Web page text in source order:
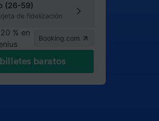
(26-59)
de fidelización
% en
Booking.com
baratos